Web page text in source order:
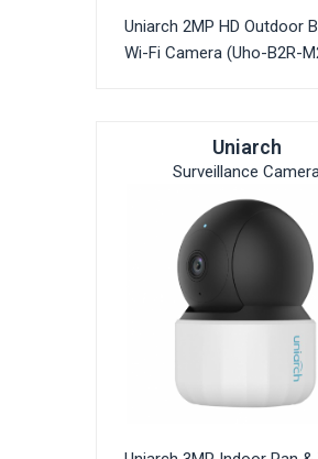
Uniarch 2MP HD Outdoor
Wi-Fi Camera (Uho-B2R-
Uniarch
Surveillance